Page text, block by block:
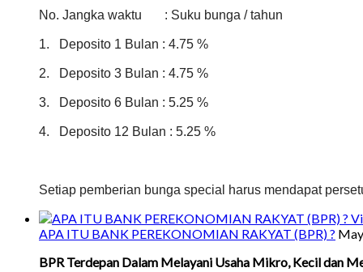
No. Jangka waktu : Suku bunga / tahun
1. Deposito 1 Bulan : 4.75 %
2. Deposito 3 Bulan : 4.75 %
3. Deposito 6 Bulan : 5.25 %
4. Deposito 12 Bulan : 5.25 %
Setiap pemberian bunga special harus mendapat
APA ITU BANK PEREKONOMIAN RAKYAT (BPR) ?
BPR Terdepan Dalam Melayani Usaha Mikro, Kecil dan